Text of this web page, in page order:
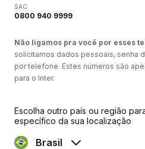
SAC
0800 940 9999
Não ligamos pra você por esses
solicitamos dados pessoais, senha
por telefone. Estes números são
para o Inter.
Escolha outro país ou região
específico da sua localização
Brasil